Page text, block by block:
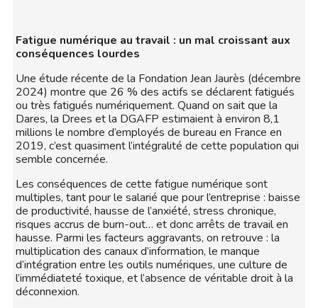
Fatigue numérique au travail : un mal croissant aux
conséquences lourdes
Une étude récente de la Fondation Jean Jaurès (décembre
2024) montre que 26 % des actifs se déclarent fatigués
ou très fatigués numériquement. Quand on sait que la
Dares, la Drees et la DGAFP estimaient à environ 8,1
millions le nombre d’employés de bureau en France en
2019, c’est quasiment l’intégralité de cette population qui
semble concernée.
Les conséquences de cette fatigue numérique sont
multiples, tant pour le salarié que pour l’entreprise : baisse
de productivité, hausse de l’anxiété, stress chronique,
risques accrus de burn-out… et donc arrêts de travail en
hausse. Parmi les facteurs aggravants, on retrouve : la
multiplication des canaux d’information, le manque
d’intégration entre les outils numériques, une culture de
l’immédiateté toxique, et l’absence de véritable droit à la
déconnexion.